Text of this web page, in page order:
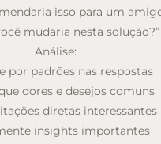
isso para um
mudaria nesta solução?”
Análise:
por padrões nas respostas
dores e desejos comuns
diretas interessantes
insights importantes